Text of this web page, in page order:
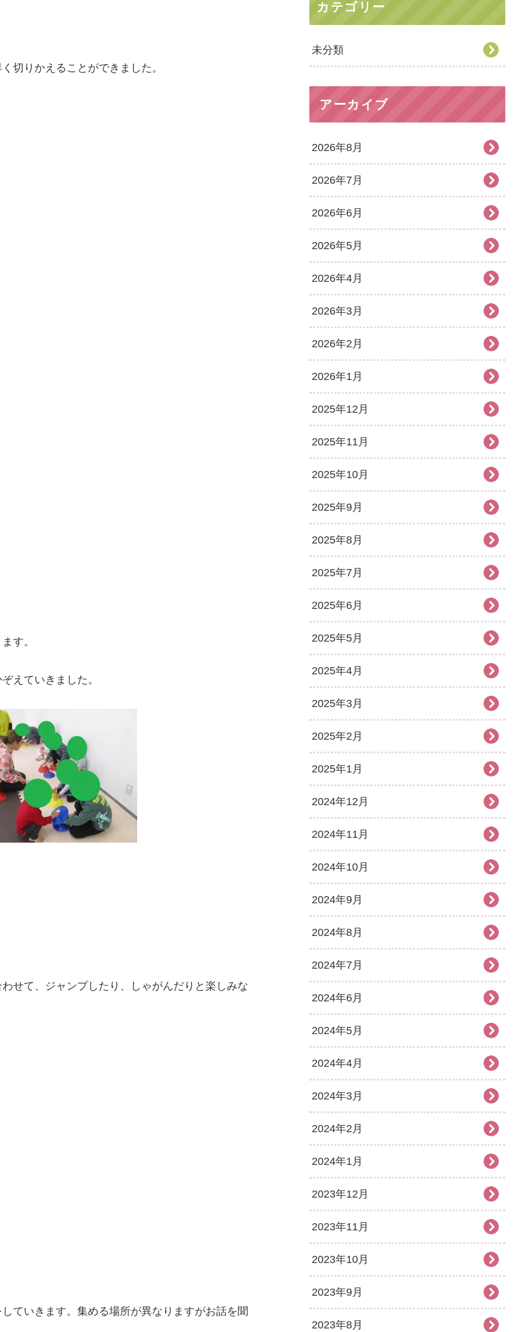
切りかえることができました。
す。
えていきました。
せて、ジャンプしたり、しゃがんだりと楽しみな
ていきます。集める場所が異なりますがお話を聞
カテゴリー
未分類
アーカイブ
2026年8月
2026年7月
2026年6月
2026年5月
2026年4月
2026年3月
2026年2月
2026年1月
2025年12月
2025年11月
2025年10月
2025年9月
2025年8月
2025年7月
2025年6月
2025年5月
2025年4月
2025年3月
2025年2月
2025年1月
2024年12月
2024年11月
2024年10月
2024年9月
2024年8月
2024年7月
2024年6月
2024年5月
2024年4月
2024年3月
2024年2月
2024年1月
2023年12月
2023年11月
2023年10月
2023年9月
2023年8月